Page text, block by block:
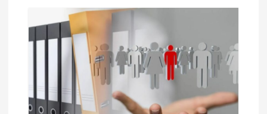
я
о